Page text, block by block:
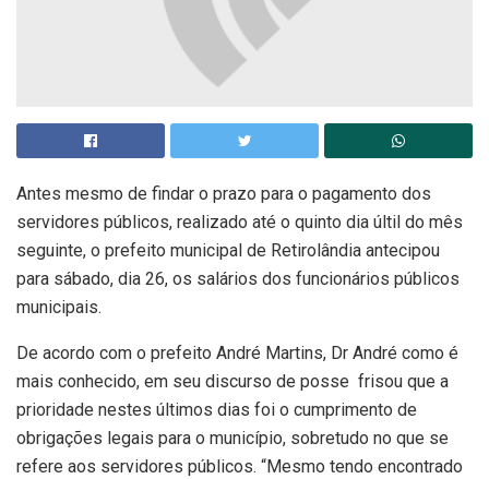
Antes mesmo de findar o prazo para o pagamento dos
servidores públicos, realizado até o quinto dia últil do mês
seguinte, o prefeito municipal de Retirolândia antecipou
para sábado, dia 26, os salários dos funcionários públicos
municipais.
De acordo com o prefeito André Martins, Dr André como é
mais conhecido, em seu discurso de posse frisou que a
prioridade nestes últimos dias foi o cumprimento de
obrigações legais para o município, sobretudo no que se
refere aos servidores públicos. “Mesmo tendo encontrado